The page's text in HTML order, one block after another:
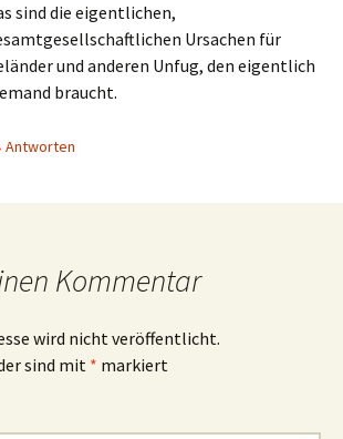
sind die eigentlichen,
Ursachen für
und anderen Unfug, den eigentlich
braucht.
Antworten
Kommentar
wird nicht veröffentlicht.
sind mit * markiert